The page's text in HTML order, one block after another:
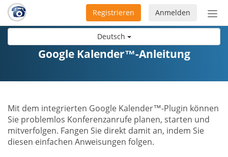
Deutsch
Anmelden
Registrieren
Google Kalender™-Anleitung
Mit dem integrierten Google Kalender™-Plugin können
Sie problemlos Konferenzanrufe planen, starten und
mitverfolgen. Fangen Sie direkt damit an, indem Sie
diesen einfachen Anweisungen folgen.